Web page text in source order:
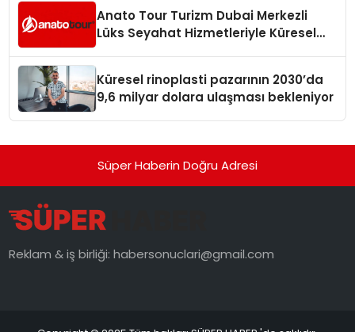
Anato Tour Turizm Dubai Merkezli
Lüks Seyahat Hizmetleriyle Küresel
Küresel rinoplasti pazarının 2030’da
9,6 milyar dolara ulaşması bekleniyor
Süper Haberin Doğru Adresi
Reklam & iş birliği:habersonuclari@gmail.com